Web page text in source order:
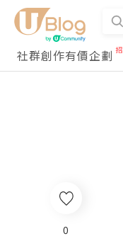
社群創作有價企劃
0